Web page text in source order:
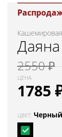
Даяна
2550 ₽
ЦЕНА
1785
ЦВЕТ: Черный